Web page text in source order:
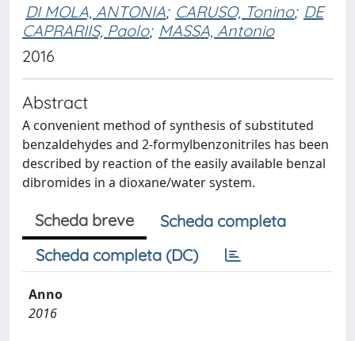
DI MOLA, ANTONIA; CARUSO, Tonino; DE
CAPRARIIS, Paolo; MASSA, Antonio
2016
Abstract
A convenient method of synthesis of substituted
benzaldehydes and 2-formylbenzonitriles has been
described by reaction of the easily available benzal
dibromides in a dioxane/water system.
Scheda breve
Scheda completa
Scheda completa (DC)
Anno
2016